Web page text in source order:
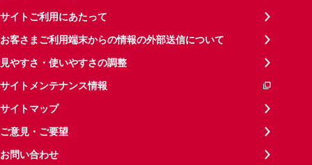
サイトご利用にあたって
お客さまご利用端末からの情報の外部送信について
見やすさ・使いやすさの調整
サイトメンテナンス情報
サイトマップ
ご意見・ご要望
お問い合わせ